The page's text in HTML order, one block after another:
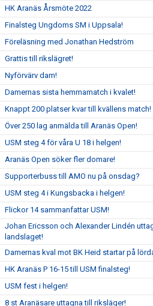
HK Aranäs Årsmöte 2022
Finalsteg Ungdoms SM i Uppsala!
Föreläsning med Jonathan Hedström
Grattis till rikslägret!
Nyförvärv dam!
Damernas sista hemmamatch i kvalet!
Knappt 200 platser kvar till kvällens match!
Över 250 lag anmälda till Aranäs Open!
USM steg 4 för våra U 18 i helgen!
Aranäs Open söker fler domare!
Supporterbuss till AMO nu på onsdag?
USM steg 4 i Kungsbacka i helgen!
Flickor 14 sammanfattar USM!
Johan Ericsson och Alexander Lindén
landslaget!
Damernas kval mot BK Heid startar på
HK Aranäs P 16-15 till USM finalsteg!
USM fest i helgen!
8 st Aranäsare uttagna till riksläger!